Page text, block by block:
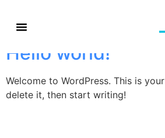
Autor:
Hello world!
Welcome to WordPress. This is
delete it, then start writing!